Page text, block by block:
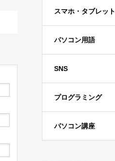
スマホ・タブレット
パソコン用語
SNS
プログラミング
パソコン講座